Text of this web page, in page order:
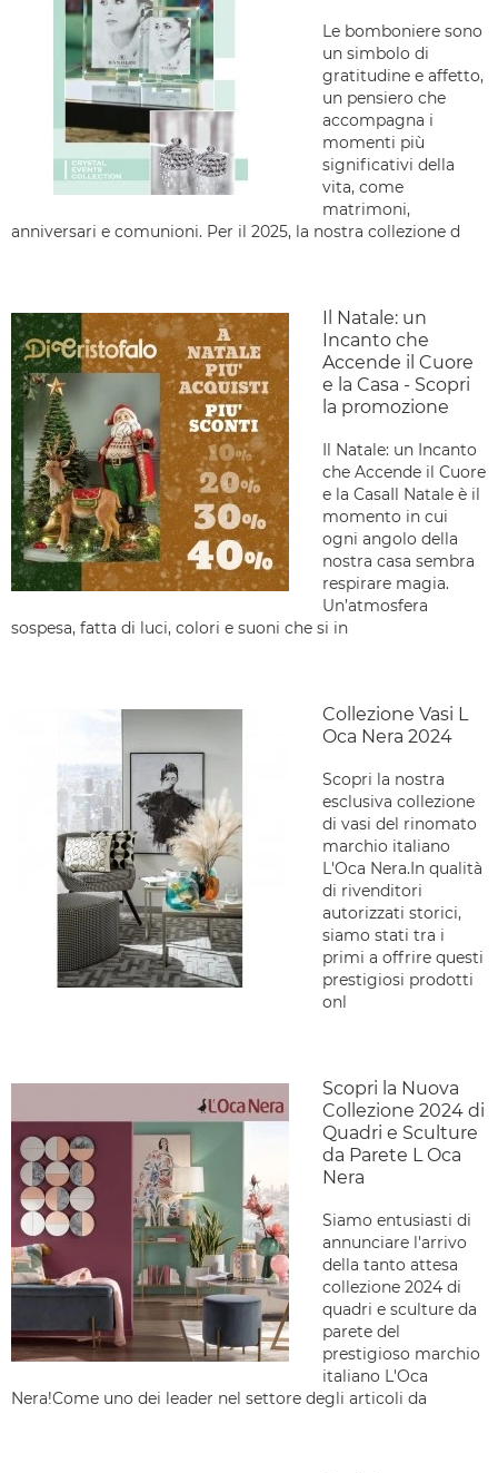
Le bomboniere sono
un simbolo di
gratitudine e affetto,
un pensiero che
accompagna i
momenti più
significativi della
vita, come
matrimoni,
anniversari e comunioni. Per il 2025, la nostra collezione d
Il Natale: un
Incanto che
Accende il Cuore
e la Casa - Scopri
la promozione
Il Natale: un Incanto
che Accende il Cuore
e la CasaIl Natale è il
momento in cui
ogni angolo della
nostra casa sembra
respirare magia.
Un’atmosfera
sospesa, fatta di luci, colori e suoni che si in
Collezione Vasi L
Oca Nera 2024
Scopri la nostra
esclusiva collezione
di vasi del rinomato
marchio italiano
L'Oca Nera.In qualità
di rivenditori
autorizzati storici,
siamo stati tra i
primi a offrire questi
prestigiosi prodotti
onl
Scopri la Nuova
Collezione 2024 di
Quadri e Sculture
da Parete L Oca
Nera
Siamo entusiasti di
annunciare l'arrivo
della tanto attesa
collezione 2024 di
quadri e sculture da
parete del
prestigioso marchio
italiano L'Oca
Nera!Come uno dei leader nel settore degli articoli da